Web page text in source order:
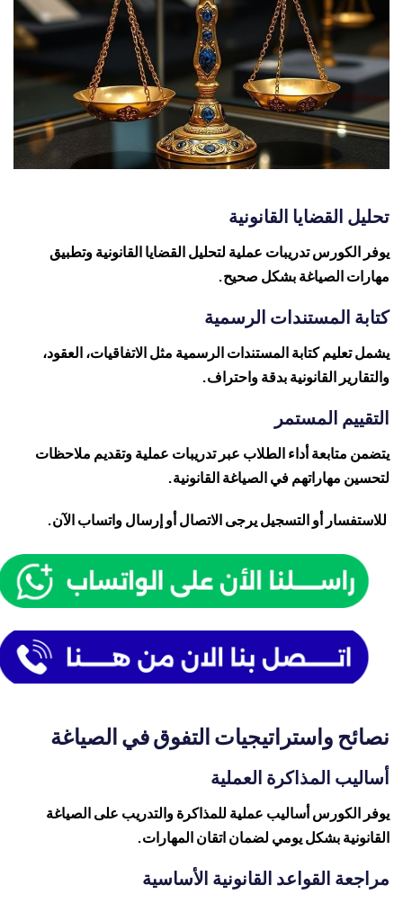
تحليل القضايا القانونية
يوفر الكورس تدريبات عملية لتحليل القضايا القانونية وتطبيق
مهارات الصياغة بشكل صحيح.
كتابة المستندات الرسمية
يشمل تعليم كتابة المستندات الرسمية مثل الاتفاقيات، العقود،
والتقارير القانونية بدقة واحتراف.
التقييم المستمر
يتضمن متابعة أداء الطلاب عبر تدريبات عملية وتقديم ملاحظات
لتحسين مهاراتهم في الصياغة القانونية.
للاستفسار أو التسجيل يرجى الاتصال أو إرسال واتساب الآن.
نصائح واستراتيجيات التفوق في الصياغة
أساليب المذاكرة العملية
يوفر الكورس أساليب عملية للمذاكرة والتدريب على الصياغة
القانونية بشكل يومي لضمان اتقان المهارات.
مراجعة القواعد القانونية الأساسية